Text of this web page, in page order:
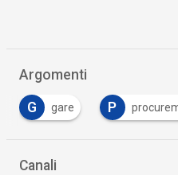
Argomenti
gare P procurement
Canali